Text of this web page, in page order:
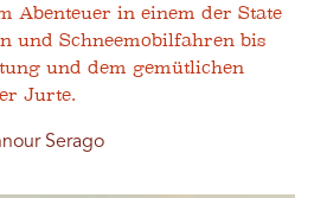
Abenteuer in einem der State
und Schneemobilfahren bis
und dem gemütlichen
Jurte.
Serago